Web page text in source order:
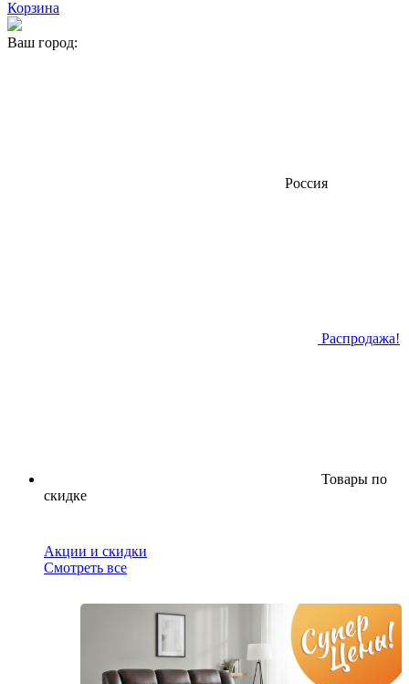
Корзина
Ваш город:
Россия
Распродажа!
Товары по
скидке
Акции и скидки
Смотреть все